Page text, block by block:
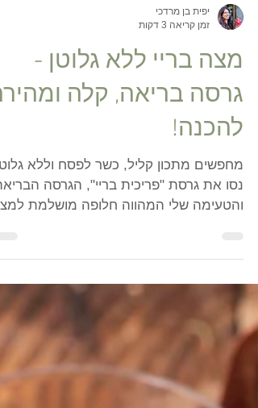
יפית בן מרדכי
מצה בריי ללא גלוטן -
גרסה בריאה, קלה
להכנה!
והטעימה שלי המהווה חלופה מושלמת
בריי המסורתי